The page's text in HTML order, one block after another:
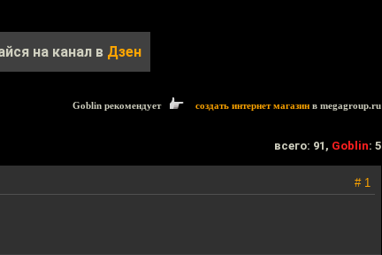
на канал в Дзен
Goblin рекомендует создать интернет магазин в megagroup.ru
всего: 91, Goblin: 5
# 1